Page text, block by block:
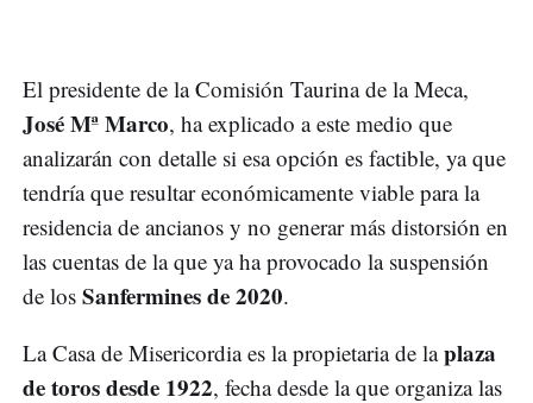
El presidente de la Comisión Taurina de la Meca,
José Mª Marco, ha explicado a este medio que
analizarán con detalle si esa opción es factible, ya que
tendría que resultar económicamente viable para la
residencia de ancianos y no generar más distorsión en
las cuentas de la que ya ha provocado la suspensión
de los Sanfermines de 2020.
La Casa de Misericordia es la propietaria de laplaza
de toros desde 1922, fecha desde la que organiza las